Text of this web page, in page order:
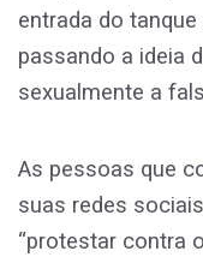
entrada do
passando a ideia
sexualmente a
As pessoas que
suas redes
“protestar contra